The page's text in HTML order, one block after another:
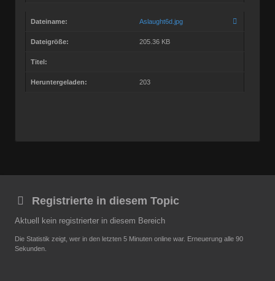
Dateiname: Aslaught6d.jpg
Dateigröße: 205.36 KB
Titel:
Heruntergeladen: 203
Registrierte in diesem Topic
Aktuell kein registrierter in diesem Bereich
Die Statistik zeigt, wer in den letzten 5 Minuten online war. Erneuerung alle 90
Sekunden.